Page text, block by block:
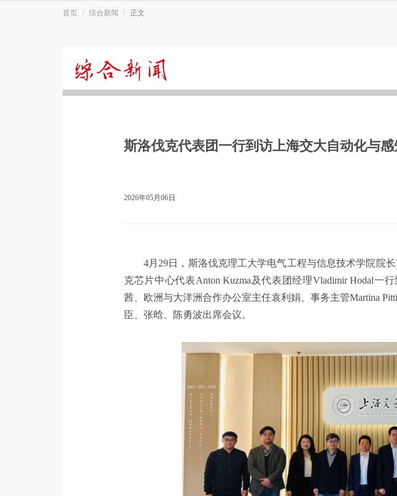
首页 综合新闻 正文
新
闻
斯洛伐克代表团一行到访上海交大自动化与
2026年05月06日
4月29日，斯洛伐克理工大学电气工程与信息技术学院院
克芯片中心代表Anton Kuzma及代表团经理Vladimir Hodal
茜、欧洲与大洋洲合作办公室主任袁利娟、事务主管Martina
臣、张晗、陈勇波出席会议。‌